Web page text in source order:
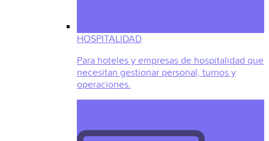
HOSPITALIDAD
Para hoteles y empresas de hospitalidad que
necesitan gestionar personal, turnos y
operaciones.